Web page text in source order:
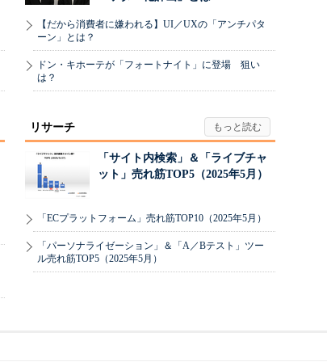
【だから消費者に嫌われる】UI／UXの「アンチパタ
ーン」とは？
ドン・キホーテが「フォートナイト」に登場 狙い
は？
リサーチ
「サイト内検索」＆「ライブチャ
ット」売れ筋TOP5（2025年5月）
「ECプラットフォーム」売れ筋TOP10（2025年5月）
「パーソナライゼーション」＆「A／Bテスト」ツー
ル売れ筋TOP5（2025年5月）